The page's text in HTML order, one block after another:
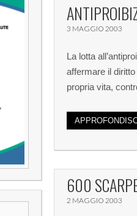
3 MAGGIO 2003
La lotta
affermare il
propria vita,
600
2 MAGGIO 2003